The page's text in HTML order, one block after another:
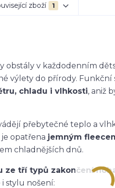
zboží 1
obstály v každodenním
výlety do přírody.
chladu i vlhkosti, aniž
přebytečné teplo a
opatřena jemným
chladnějších dnů.
ze tří typů zakončení
stylu nošení: